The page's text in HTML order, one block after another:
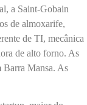
a Saint-Gobain
de almoxarife,
de TI, mecânica
de alto forno. As
Barra Mansa. As